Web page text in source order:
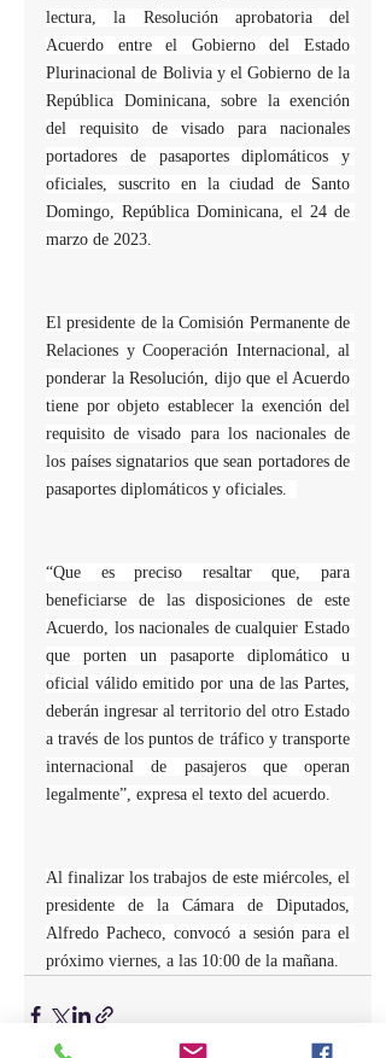
lectura, la Resolución aprobatoria del
Acuerdo entre el Gobierno del Estado
Plurinacional de Bolivia y el Gobierno de la
República Dominicana, sobre la exención
del requisito de visado para nacionales
portadores de pasaportes diplomáticos y
oficiales, suscrito en la ciudad de Santo
Domingo, República Dominicana, el 24 de
marzo de 2023.
El presidente de la Comisión Permanente de
Relaciones y Cooperación Internacional, al
ponderar la Resolución, dijo que el Acuerdo
tiene por objeto establecer la exención del
requisito de visado para los nacionales de
los países signatarios que sean portadores de
pasaportes diplomáticos y oficiales.
“Que es preciso resaltar que, para
beneficiarse de las disposiciones de este
Acuerdo, los nacionales de cualquier Estado
que porten un pasaporte diplomático u
oficial válido emitido por una de las Partes,
deberán ingresar al territorio del otro Estado
a través de los puntos de tráfico y transporte
internacional de pasajeros que operan
legalmente”, expresa el texto del acuerdo.
Al finalizar los trabajos de este miércoles, el
presidente de la Cámara de Diputados,
Alfredo Pacheco, convocó a sesión para el
próximo viernes, a las 10:00 de la mañana.